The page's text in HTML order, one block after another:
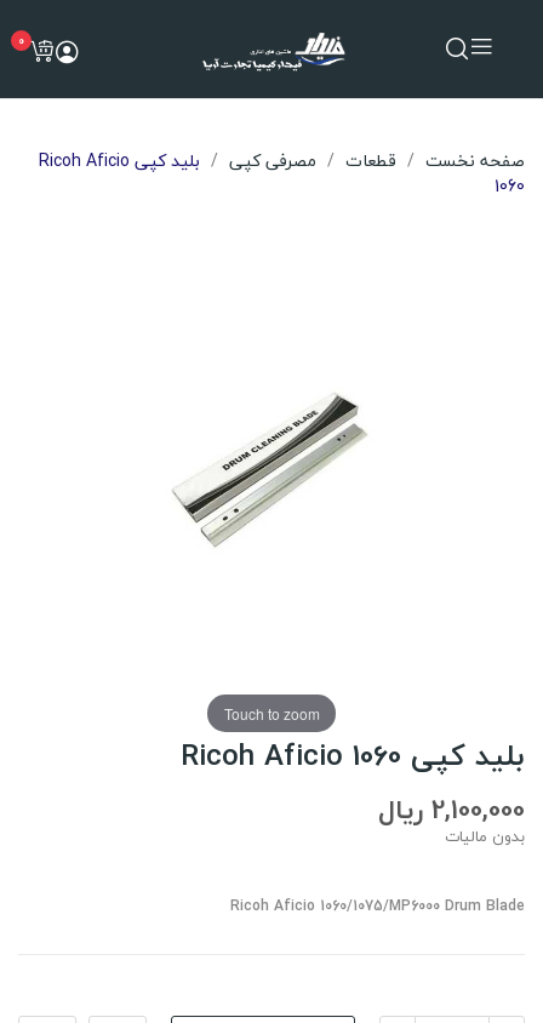
0
صفحه نخست قطعات مصرفی کپی
بلید کپی Ricoh Aficio
1060
Touch to zoom
بلید کپی Ricoh Aficio 1060
2,100,000 ریال
بدون مالیات
Ricoh Aficio 1060/1075/MP6000 Drum Blade